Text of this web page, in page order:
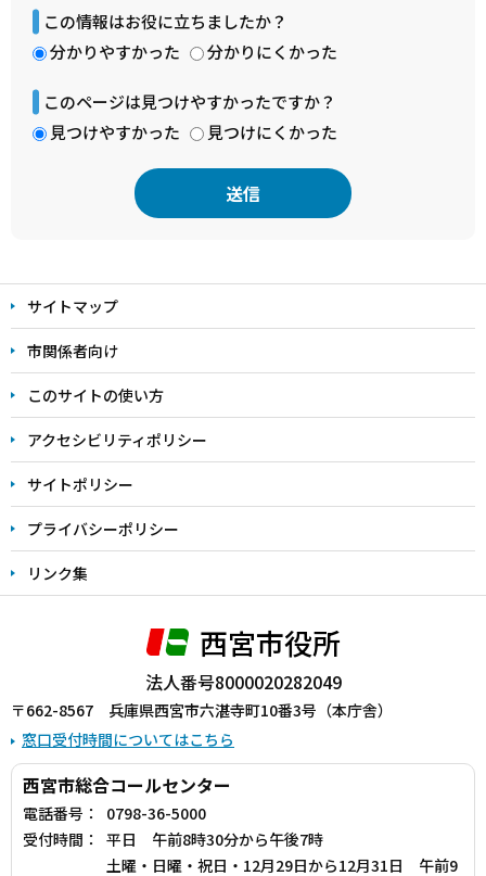
この情報はお役に立ちましたか？
分かりやすかった
分かりにくかった
このページは見つけやすかったですか？
見つけやすかった
見つけにくかった
文
こ
こ
ま
で
サイトマップ
市関係者向け
このサイトの使い方
アクセシビリティポリシー
サイトポリシー
プライバシーポリシー
リンク集
西宮市役所
法人番号8000020282049
〒662-8567 兵庫県西宮市六湛寺町10番3号（本庁舎）
窓口受付時間についてはこちら
西宮市総合コールセンター
電話番号：
0798-36-5000
受付時間：
平日 午前8時30分から午後7時
土曜・日曜・祝日・12月29日から12月31日 午前9